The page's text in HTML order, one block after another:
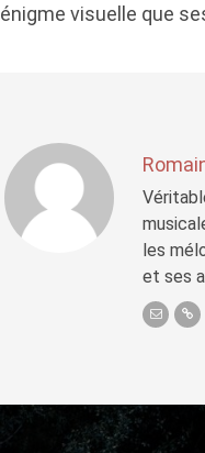
énigme visuelle que
les
et ses